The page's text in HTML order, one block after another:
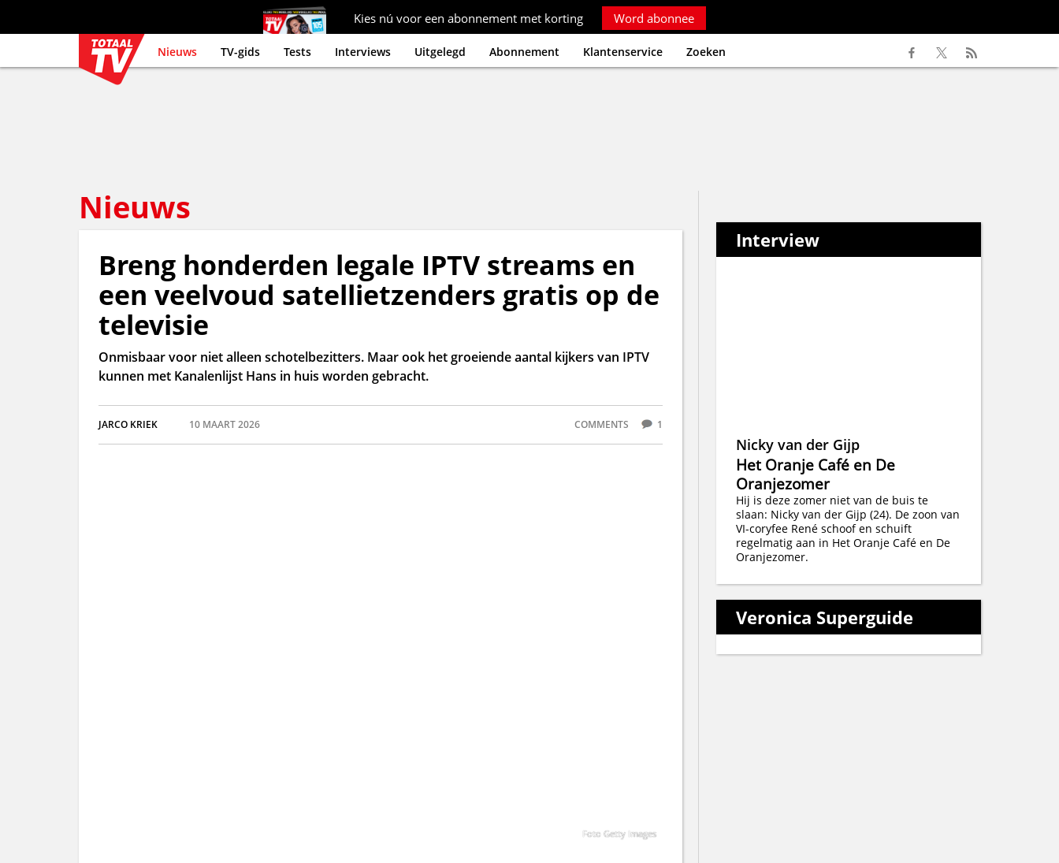
Kies nú voor een abonnement met korting Word abonnee
Nieuws TV-gids Tests Interviews Uitgelegd Abonnement Klantenservice Zoeken
Nieuws
Breng honderden legale IPTV streams en
een veelvoud satellietzenders gratis op de
televisie
Onmisbaar voor niet alleen schotelbezitters. Maar ook het groeiende aantal kijkers van IPTV
kunnen met Kanalenlijst Hans in huis worden gebracht.
JARCO KRIEK 10 MAART 2026 COMMENTS 1
Foto Getty Images
Interview
Nicky van der Gijp
Het Oranje Café en De
Oranjezomer
Hij is deze zomer niet van de buis te
slaan: Nicky van der Gijp (24). De zoon van
VI-coryfee René schoof en schuift
regelmatig aan in Het Oranje Café en De
Oranjezomer.
Veronica Superguide